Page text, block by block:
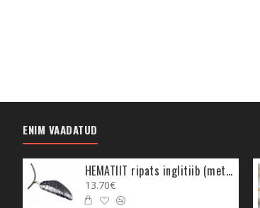
ENIM VAADATUD
HEMATIIT ripats inglitiib (metall)
13.70€